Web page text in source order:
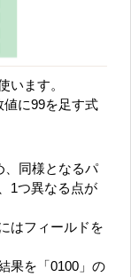
います。
に99を足す式
、同様となるパ
1つ異なる点が
はフィールドを
果を「0100」の